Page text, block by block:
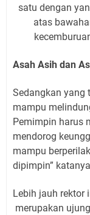
satu dengan
atas
Asah Asih dan
Sedangkan yang
mampu
Pemimpin harus
mendorog
mampu
dipimpin” katanya
Lebih jauh rektor
merupakan